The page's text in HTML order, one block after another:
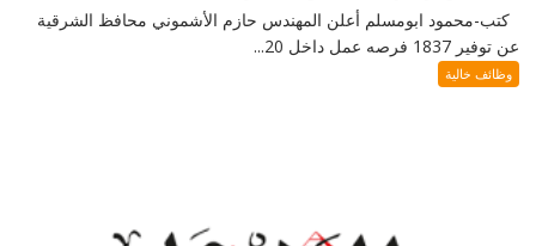
كتب-محمود ابومسلم أعلن المهندس حازم الأشموني محافظ الشرقية
عن توفير 1837 فرصه عمل داخل 20...
وظائف خالية